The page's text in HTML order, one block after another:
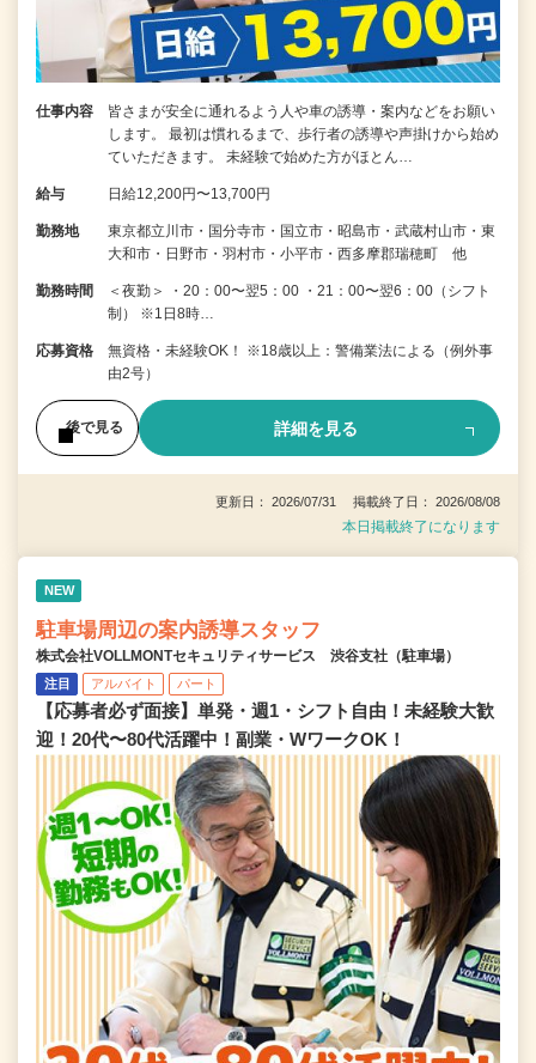
仕事内容
皆さまが安全に通れるよう人や車の誘導・案内などをお願い
します。 最初は慣れるまで、歩行者の誘導や声掛けから始め
ていただきます。 未経験で始めた方がほとん…
給与 日給12,200円〜13,700円
勤務地
東京都立川市・国分寺市・国立市・昭島市・武蔵村山市・東
大和市・日野市・羽村市・小平市・西多摩郡瑞穂町 他
勤務時間
＜夜勤＞ ・20：00〜翌5：00 ・21：00〜翌6：00（シフト
制） ※1日8時…
応募資格
無資格・未経験OK！ ※18歳以上：警備業法による（例外事
由2号）
後で見る 詳細を見る
更新日： 2026/07/31 掲載終了日： 2026/08/08
本日掲載終了になります
NEW
駐車場周辺の案内誘導スタッフ
株式会社VOLLMONTセキュリティサービス 渋谷支社（駐車場）
注目 アルバイト パート
【応募者必ず面接】単発・週1・シフト自由！未経験大歓
迎！20代〜80代活躍中！副業・WワークOK！